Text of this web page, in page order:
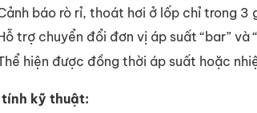
báo rò rỉ, thoát hơi ở lốp chỉ trong 3
trợ chuyển đổi đơn vị áp suất “bar” và
hiện được đồng thời áp suất hoặc
kỹ thuật: